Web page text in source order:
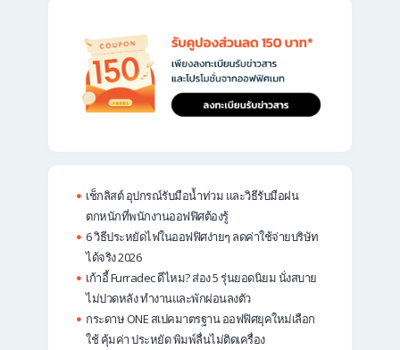
เช็กลิสต์ อุปกรณ์รับมือน้ำท่วม และวิธีรับมือฝน
ตกหนักที่พนักงานออฟฟิศต้องรู้
6 วิธีประหยัดไฟในออฟฟิศง่ายๆ ลดค่าใช้จ่ายบริษัท
ได้จริง 2026
เก้าอี้ Furradec ดีไหม? ส่อง 5 รุ่นยอดนิยม นั่งสบาย
ไม่ปวดหลัง ทำงานและพักผ่อนลงตัว
กระดาษ ONE สเปคมาตรฐาน ออฟฟิศยุคใหม่เลือก
ใช้ คุ้มค่า ประหยัด พิมพ์ลื่นไม่ติดเครื่อง